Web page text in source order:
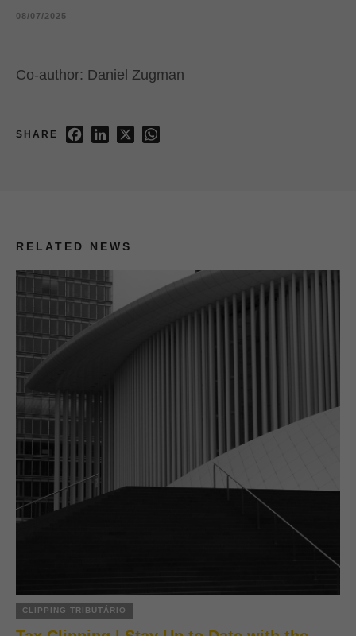
08/07/2025
Co-author: Daniel Zugman
SHARE FacebookLinkedIn
RELATED NEWS
CLIPPING TRIBUTÁRIO